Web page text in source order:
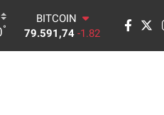
°
DOLAR
45,43620 0.02
EURO